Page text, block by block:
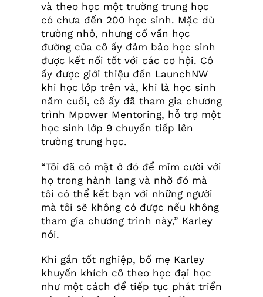
và theo học một trường trung học
có chưa đến 200 học sinh. Mặc dù
trường nhỏ, nhưng cố vấn học
đường của cô ấy đảm bảo học sinh
được kết nối tốt với các cơ hội. Cô
ấy được giới thiệu đến LaunchNW
khi học lớp trên và, khi là học sinh
năm cuối, cô ấy đã tham gia chương
trình Mpower Mentoring, hỗ trợ một
học sinh lớp 9 chuyển tiếp lên
trường trung học.
“Tôi đã có mặt ở đó để mỉm cười với
họ trong hành lang và nhờ đó mà
tôi có thể kết bạn với những người
mà tôi sẽ không có được nếu không
tham gia chương trình này,” Karley
nói.
Khi gần tốt nghiệp, bố mẹ Karley
khuyến khích cô theo học đại học
như một cách để tiếp tục phát triển